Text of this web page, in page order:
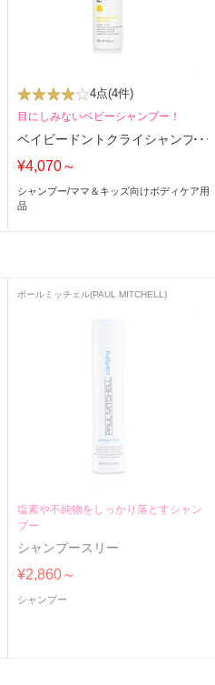
4点(4件)
目にしみないベビーシャンプー！
ベイビードントクライシャンプー
¥4,070～
シャンプー/ママ＆キッズ向けボディケア用
品
ポールミッチェル(PAUL MITCHELL)
塩素や不純物をしっかり落とすシャン
プー
シャンプースリー
¥2,860～
シャンプー